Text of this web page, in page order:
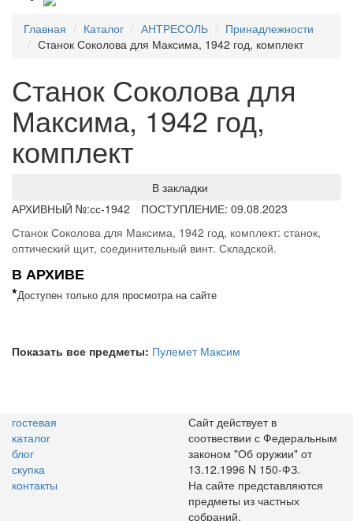
Главная Каталог АНТРЕСОЛЬ
Принадлежности
Станок Соколова для Максима, 1942 год, комплект
Станок Соколова для
Максима, 1942 год,
комплект
В закладки
АРХИВНЫЙ №:сс-1942
ПОСТУПЛЕНИЕ: 09.08.2023
Станок Соколова для Максима, 1942 год, комплект: станок,
оптический щит, соединительный винт. Складской.
В АРХИВЕ
*Доступен только для просмотра на сайте
Показать все предметы: Пулемет Максим
гостевая
каталог
блог
скупка
контакты
Сайт действует в
соотвествии с Федеральным
законом "Об оружии" от
13.12.1996 N 150-ФЗ.
На сайте представляются
предметы из частных
собраний.